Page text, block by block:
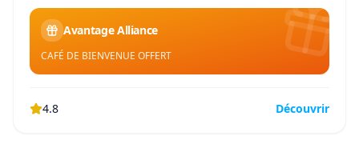
Avantage Alliance
CAFÉ DE BIENVENUE OFFERT
4.8 Découvrir